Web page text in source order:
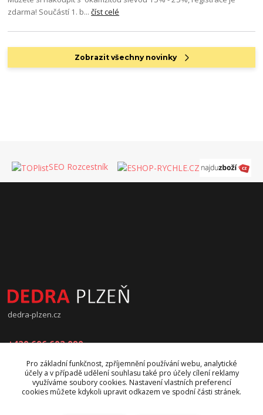
zdarma! Součástí 1. b...číst celé
Zobrazit všechny novinky
SEO Rozcestník
dedra-plzen.cz
+420 606 602 090
jana.beranova@atlas.cz
Pro základní funkčnost, zpříjemnění používání webu, analytické
účely a v případě udělení souhlasu také pro účely cílení reklamy
využíváme soubory cookies. Nastavení vlastních preferencí
cookies můžete kdykoli upravit odkazem ve spodní části stránek.